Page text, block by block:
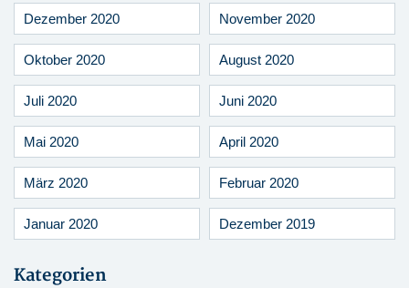
Dezember 2020 November 2020
Oktober 2020 August 2020
Juli 2020 Juni 2020
Mai 2020 April 2020
März 2020 Februar 2020
Januar 2020 Dezember 2019
Kategorien